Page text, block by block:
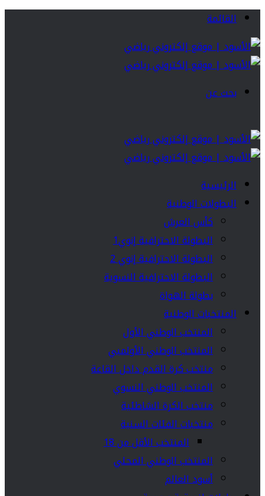
القائمة
بحث عن
الرئيسية
البطولات الوطنية
كأس العرش
البطولة الاحترافية إنوي1
البطولة الاحترافية إنوي 2
البطولة الاحترافية النسوية
بطولة الهواة
المنتخبات الوطنية
المنتخب الوطني الأول
المنتخب الوطني الأولمبي
منتخب كرة القدم داخل القاعة
المنتخب الوطني النسوي
منتخب الكرة الشاطئية
منتخبات الفئات السنية
المنتخب الأقل من 18
المنتخب الوطني المحلي
أسود العالم